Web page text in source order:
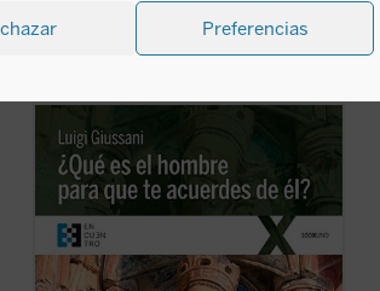
Preferencias
El presente libro recoge los comentarios
realizados por don Giussani a una
cuarentena de salmos y textos
significativos del Antiguo Testamento, al
hilo de la Liturgia. «La lectura de estos
comentarios de don Giussani a los
salmos nos introduce ...(ver ficha)